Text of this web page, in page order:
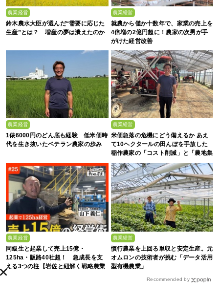
農業経営
鈴木農水大臣が選んだ“需要に応じた
生産”とは？ 増産の夢は潰えたのか
農業経営
就農から僅か十数年で、家業の売上を
4倍増の2億円超に！農家の次男が手
がけた経営改善
農業経営
1俵6000円のどん底も経験 低米価時
代を生き抜いたベテラン農家の歩み
農業経営
米価急落の危機にどう備えるか あえ
て10ヘクタールの田んぼを手放した
稲作農家の「コスト削減」と「農地集
約」
農業経営
同級生と起業して売上15億・
125ha・販路40社超！ 急成長を支
える3つの柱【岩佐と紐解く戦略農業
#25】
農業経営
慣行農業を上回る単収と安定生産。元
オムロンの技術者が挑む「データ活用
型有機農業」
Recommended by